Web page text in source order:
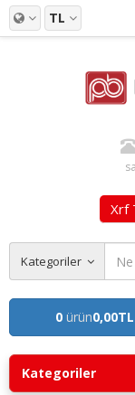
TL
Xrf
Kategoriler
0 ürün0,00TL
Kategoriler